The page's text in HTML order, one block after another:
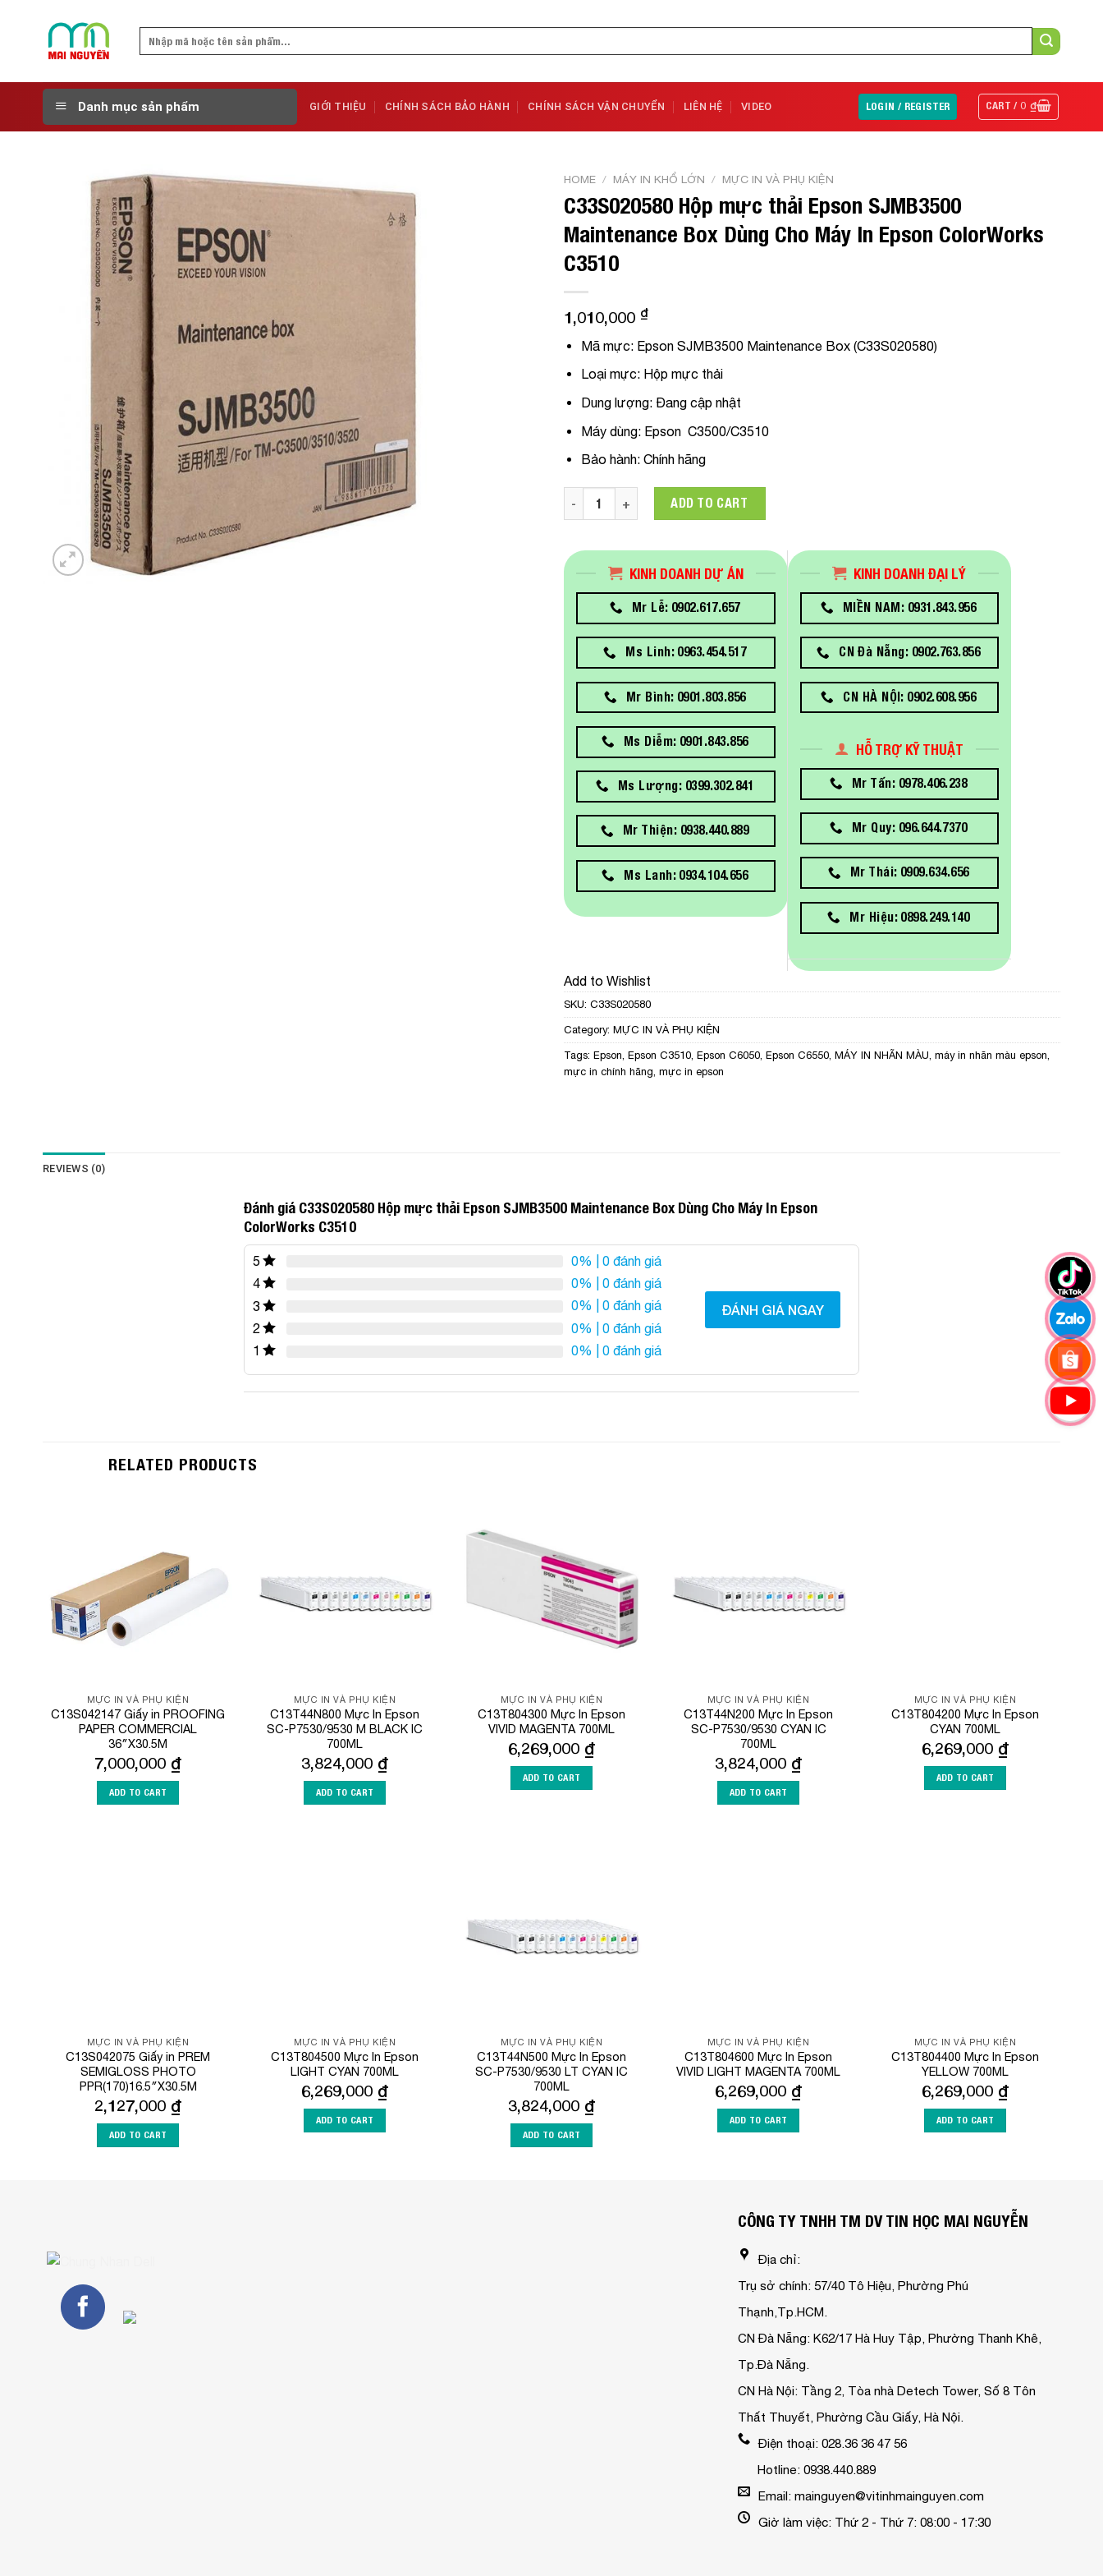
Search
Danh mục sản phẩm GIỚI THIỆU CHÍNH SÁCH BẢO HÀNH CHÍNH SÁCH VẬN CHUYỂN LIÊN HỆ VIDEO LOGIN / REGISTER CART /0₫
Add to
HOME / MÁY IN KHỔ LỚN / MỰC IN VÀ PHỤ KIỆN
C33S020580 Hộp mực thải Epson SJMB3500
Maintenance Box Dùng Cho Máy In Epson ColorWorks
C3510
1,010,000 ₫
Mã mực:Epson SJMB3500 Maintenance Box (C33S020580)
Loại mực:Hộp mực thải
Dung lượng:Đang cập nhật
Máy dùng: Epson C3500/C3510
Bảo hành:Chính hãng
C33S020580 Hộp mực thải Epson SJMB3500 Maintenance Box Dùng Cho Máy In Epson
ADD TO CART
KINH DOANH DỰ ÁN
Mr Lễ: 0902.617.657
Ms Linh: 0963.454.517
Mr Bình: 0901.803.856
Ms Diễm: 0901.843.856
Ms Lượng: 0399.302.841
Mr Thiện: 0938.440.889
Ms Lanh: 0934.104.656
KINH DOANH ĐẠI LÝ
MIỀN NAM: 0931.843.956
CN Đà Nẵng: 0902.763.856
CN HÀ NỘI: 0902.608.956
HỖ TRỢ KỸ THUẬT
Mr Tấn: 0978.406.238
Mr Quy: 096.644.7370
Mr Thái: 0909.634.656
Mr Hiệu: 0898.249.140
Add to Wishlist
SKU: C33S020580
Category: MỰC IN VÀ PHỤ KIỆN
Tags: Epson, Epson C3510, Epson C6050, Epson C6550, MÁY IN NHÃN MÀU, máy in nhãn màu epson,
mực in chính hãng, mực in epson
REVIEWS (0)
Đánh giá C33S020580 Hộp mực thải Epson SJMB3500 Maintenance Box Dùng Cho Máy In Epson
ColorWorks C3510
5 0% | 0 đánh giá
4
0% | 0 đánh giá
3
0% | 0 đánh giá
2
0% | 0 đánh giá
1
0% | 0 đánh giá
ĐÁNH GIÁ NGAY
RELATED PRODUCTS
MỰC IN VÀ PHỤ KIỆN
C13S042147 Giấy in PROOFING
PAPER COMMERCIAL
36″X30.5M
7,000,000 ₫
ADD TO CART
MỰC IN VÀ PHỤ KIỆN
C13T44N800 Mực In Epson
SC-P7530/9530 M BLACK IC
700ML
3,824,000 ₫
ADD TO CART
MỰC IN VÀ PHỤ KIỆN
C13T804300 Mực In Epson
VIVID MAGENTA 700ML
6,269,000 ₫
ADD TO CART
MỰC IN VÀ PHỤ KIỆN
C13T44N200 Mực In Epson
SC-P7530/9530 CYAN IC
700ML
3,824,000 ₫
ADD TO CART
MỰC IN VÀ PHỤ KIỆN
C13T804200 Mực In Epson
CYAN 700ML
6,269,000 ₫
ADD TO CART
MỰC IN VÀ PHỤ KIỆN
C13S042075 Giấy in PREM
SEMIGLOSS PHOTO
PPR(170)16.5″X30.5M
2,127,000 ₫
ADD TO CART
MỰC IN VÀ PHỤ KIỆN
C13T804500 Mực In Epson
LIGHT CYAN 700ML
6,269,000 ₫
ADD TO CART
MỰC IN VÀ PHỤ KIỆN
C13T44N500 Mực In Epson
SC-P7530/9530 LT CYAN IC
700ML
3,824,000 ₫
ADD TO CART
MỰC IN VÀ PHỤ KIỆN
C13T804600 Mực In Epson
VIVID LIGHT MAGENTA 700ML
6,269,000 ₫
ADD TO CART
MỰC IN VÀ PHỤ KIỆN
C13T804400 Mực In Epson
YELLOW 700ML
6,269,000 ₫
ADD TO CART
CÔNG TY TNHH TM DV TIN HỌC MAI NGUYỄN
Địa chỉ:
Trụ sở chính: 57/40 Tô Hiệu, Phường Phú
Thạnh,Tp.HCM.
CN Đà Nẵng: K62/17 Hà Huy Tập, Phường Thanh Khê,
Tp.Đà Nẵng.
CN Hà Nội: Tầng 2, Tòa nhà Detech Tower, Số 8 Tôn
Thất Thuyết, Phường Cầu Giấy, Hà Nội.
Điện thoại: 028.36 36 47 56
Hotline: 0938.440.889
Email: mainguyen@vitinhmainguyen.com
Giờ làm việc: Thứ 2 - Thứ 7: 08:00 - 17:30